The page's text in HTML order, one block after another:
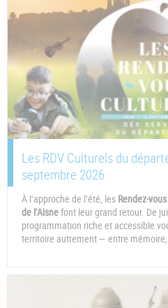
Les RDV Culturels du
septembre 2026
À l’approche de l’été, les Rendez-
de l’Aisnefont leur grand retour. De
programmation riche et accessible
territoire autrement — entre